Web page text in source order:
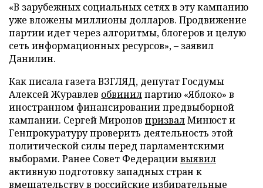
«В зарубежных социальных сетях в эту кампанию
уже вложены миллионы долларов. Продвижение
партии идет через алгоритмы, блогеров и целую
сеть информационных ресурсов», – заявил
Данилин.
Как писала газета ВЗГЛЯД, депутат Госдумы
Алексей Журавлев обвинилпартию «Яблоко» в
иностранном финансировании предвыборной
кампании. Сергей Миронов призвалМинюст и
Генпрокуратуру проверить деятельность этой
политической силы перед парламентскими
выборами. Ранее Совет Федерациивыявил
активную подготовку западных стран к
вмешательству в российские избирательные